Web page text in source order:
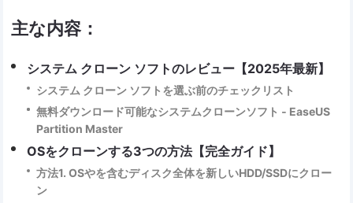
主な内容：
システム クローン ソフトのレビュー【2025年最新】
システム クローン ソフトを選ぶ前のチェックリスト
無料ダウンロード可能なシステムクローンソフト ‐ EaseUS
Partition Master
OSをクローンする3つの方法【完全ガイド】
方法1. OSやを含むディスク全体を新しいHDD/SSDにクロー
ン